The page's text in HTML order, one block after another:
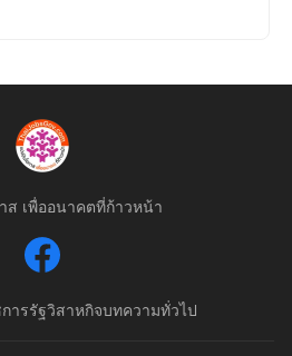
ส เพื่ออนาคตที่ก้าวหน้า
ารรัฐวิสาหกิจบทความทั่วไป